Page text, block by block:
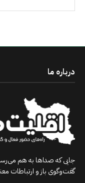
درباره ما
جایی که صداها به هم
گفت‌وگوی باز و ارتباطات